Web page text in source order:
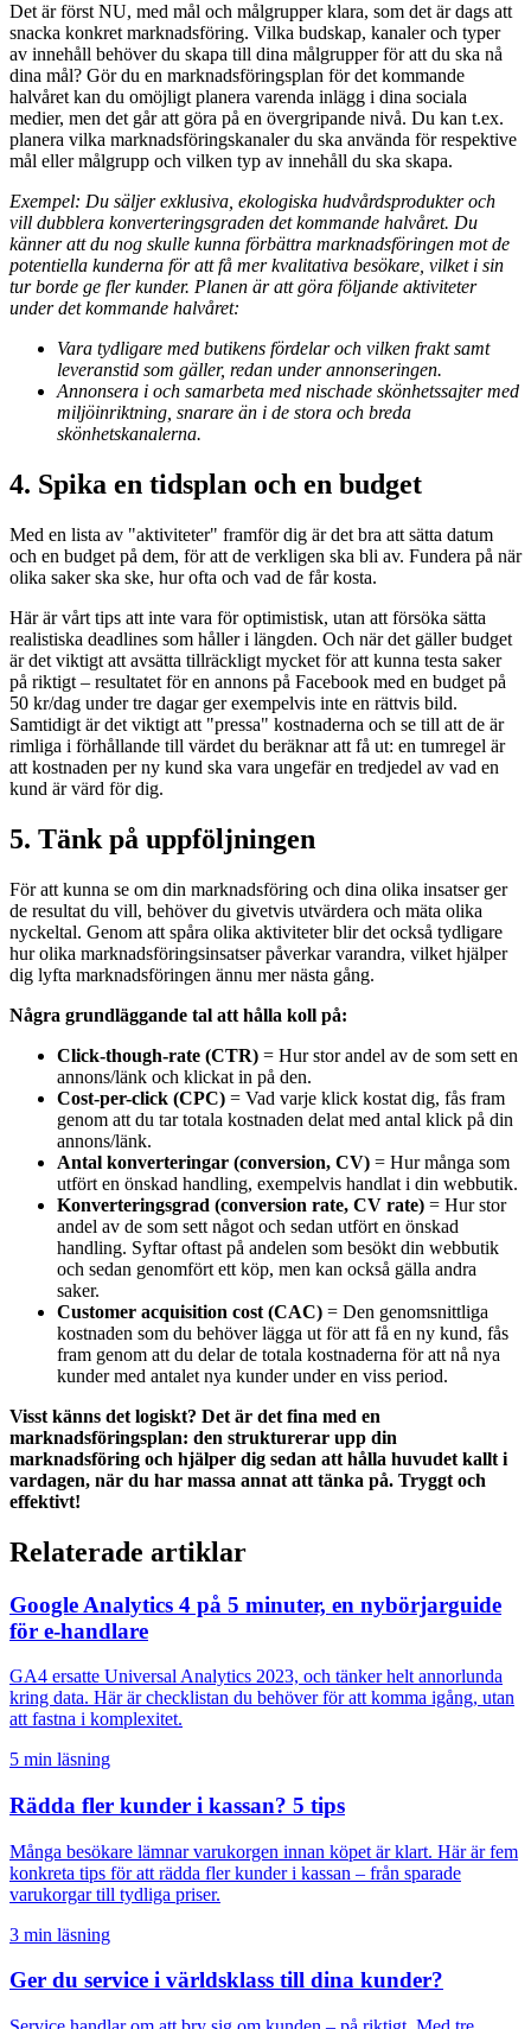
Det är först NU, med mål och målgrupper klara, som det är dags att
snacka konkret marknadsföring. Vilka budskap, kanaler och typer
av innehåll behöver du skapa till dina målgrupper för att du ska nå
dina mål? Gör du en marknadsföringsplan för det kommande
halvåret kan du omöjligt planera varenda inlägg i dina sociala
medier, men det går att göra på en övergripande nivå. Du kan t.ex.
planera vilka marknadsföringskanaler du ska använda för respektive
mål eller målgrupp och vilken typ av innehåll du ska skapa.
Exempel: Du säljer exklusiva, ekologiska hudvårdsprodukter och
vill dubblera konverteringsgraden det kommande halvåret. Du
känner att du nog skulle kunna förbättra marknadsföringen mot de
potentiella kunderna för att få mer kvalitativa besökare, vilket i sin
tur borde ge fler kunder. Planen är att göra följande aktiviteter
under det kommande halvåret:
Vara tydligare med butikens fördelar och vilken frakt samt
leveranstid som gäller, redan under annonseringen.
Annonsera i och samarbeta med nischade skönhetssajter med
miljöinriktning, snarare än i de stora och breda
skönhetskanalerna.
4. Spika en tidsplan och en budget
Med en lista av "aktiviteter" framför dig är det bra att sätta datum
och en budget på dem, för att de verkligen ska bli av. Fundera på när
olika saker ska ske, hur ofta och vad de får kosta.
Här är vårt tips att inte vara för optimistisk, utan att försöka sätta
realistiska deadlines som håller i längden. Och när det gäller budget
är det viktigt att avsätta tillräckligt mycket för att kunna testa saker
på riktigt – resultatet för en annons på Facebook med en budget på
50 kr/dag under tre dagar ger exempelvis inte en rättvis bild.
Samtidigt är det viktigt att "pressa" kostnaderna och se till att de är
rimliga i förhållande till värdet du beräknar att få ut: en tumregel är
att kostnaden per ny kund ska vara ungefär en tredjedel av vad en
kund är värd för dig.
5. Tänk på uppföljningen
För att kunna se om din marknadsföring och dina olika insatser ger
de resultat du vill, behöver du givetvis utvärdera och mäta olika
nyckeltal. Genom att spåra olika aktiviteter blir det också tydligare
hur olika marknadsföringsinsatser påverkar varandra, vilket hjälper
dig lyfta marknadsföringen ännu mer nästa gång.
Några grundläggande tal att hålla koll på:
Click-though-rate (CTR) = Hur stor andel av de som sett en
annons/länk och klickat in på den.
Cost-per-click (CPC) = Vad varje klick kostat dig, fås fram
genom att du tar totala kostnaden delat med antal klick på din
annons/länk.
Antal konverteringar (conversion, CV) = Hur många som
utfört en önskad handling, exempelvis handlat i din webbutik.
Konverteringsgrad (conversion rate, CV rate) = Hur stor
andel av de som sett något och sedan utfört en önskad
handling. Syftar oftast på andelen som besökt din webbutik
och sedan genomfört ett köp, men kan också gälla andra
saker.
Customer acquisition cost (CAC) = Den genomsnittliga
kostnaden som du behöver lägga ut för att få en ny kund, fås
fram genom att du delar de totala kostnaderna för att nå nya
kunder med antalet nya kunder under en viss period.
Visst känns det logiskt? Det är det fina med en
marknadsföringsplan: den strukturerar upp din
marknadsföring och hjälper dig sedan att hålla huvudet kallt i
vardagen, när du har massa annat att tänka på. Tryggt och
effektivt!
Relaterade artiklar
Google Analytics 4 på 5 minuter, en nybörjarguide
för e-handlare
GA4 ersatte Universal Analytics 2023, och tänker helt annorlunda
kring data. Här är checklistan du behöver för att komma igång, utan
att fastna i komplexitet.
5 min läsning
Rädda fler kunder i kassan? 5 tips
Många besökare lämnar varukorgen innan köpet är klart. Här är fem
konkreta tips för att rädda fler kunder i kassan – från sparade
varukorgar till tydliga priser.
3 min läsning
Ger du service i världsklass till dina kunder?